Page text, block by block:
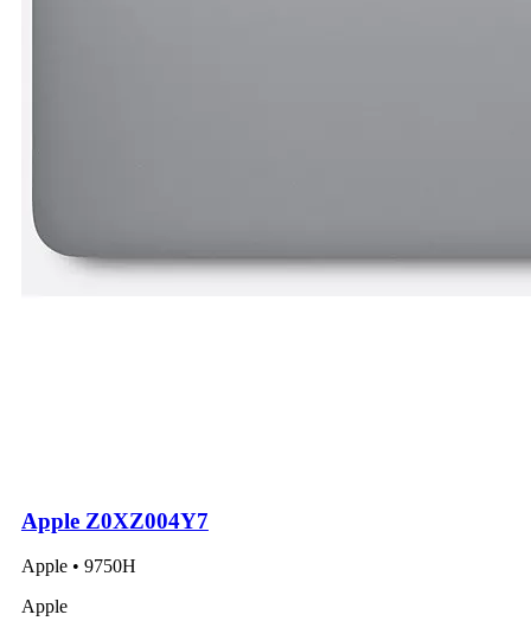
Apple Z0XZ004Y7
Apple • 9750H
Apple